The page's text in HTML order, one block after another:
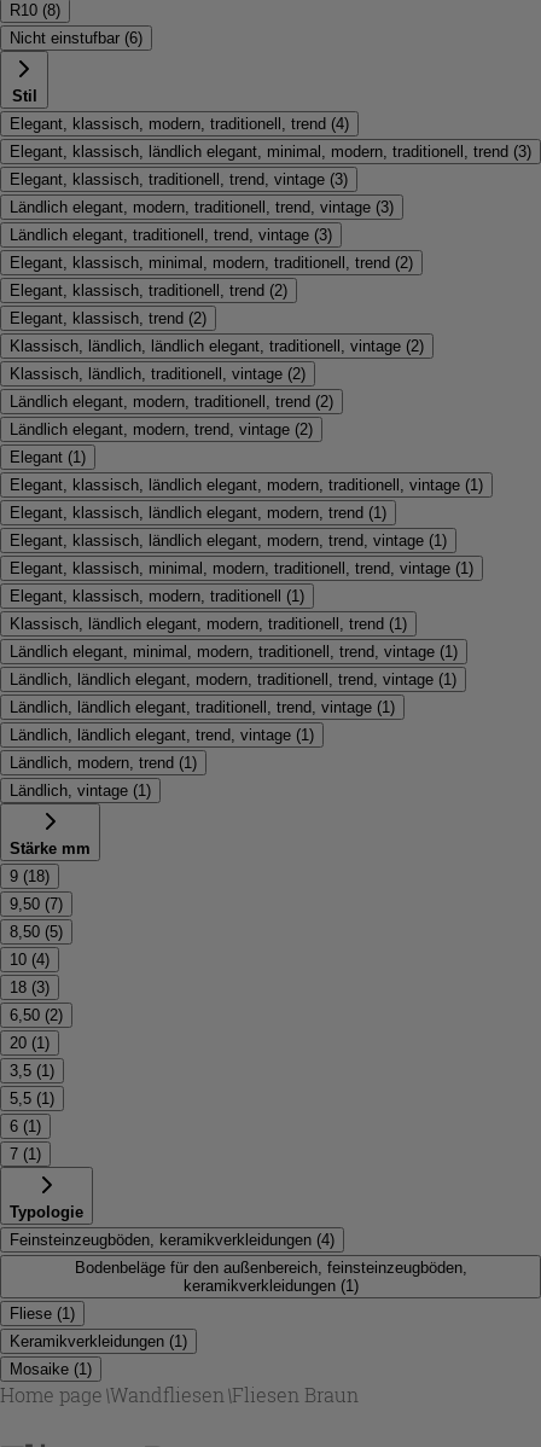
R10 (8)
Nicht einstufbar (6)
Stil
Elegant, klassisch, modern, traditionell, trend (4)
Elegant, klassisch, ländlich elegant, minimal, modern, traditionell, trend (3)
Elegant, klassisch, traditionell, trend, vintage (3)
Ländlich elegant, modern, traditionell, trend, vintage (3)
Ländlich elegant, traditionell, trend, vintage (3)
Elegant, klassisch, minimal, modern, traditionell, trend (2)
Elegant, klassisch, traditionell, trend (2)
Elegant, klassisch, trend (2)
Klassisch, ländlich, ländlich elegant, traditionell, vintage (2)
Klassisch, ländlich, traditionell, vintage (2)
Ländlich elegant, modern, traditionell, trend (2)
Ländlich elegant, modern, trend, vintage (2)
Elegant (1)
Elegant, klassisch, ländlich elegant, modern, traditionell, vintage (1)
Elegant, klassisch, ländlich elegant, modern, trend (1)
Elegant, klassisch, ländlich elegant, modern, trend, vintage (1)
Elegant, klassisch, minimal, modern, traditionell, trend, vintage (1)
Elegant, klassisch, modern, traditionell
(1)
Klassisch, ländlich elegant, modern, traditionell, trend (1)
Ländlich elegant, minimal, modern, traditionell, trend, vintage (1)
Ländlich, ländlich elegant, modern, traditionell, trend, vintage (1)
Ländlich, ländlich elegant, traditionell, trend, vintage (1)
Ländlich, ländlich elegant, trend, vintage (1)
Ländlich, modern, trend (1)
Ländlich, vintage (1)
Stärke mm
9 (18)
9,50 (7)
8,50 (5)
10 (4)
18 (3)
6,50 (2)
20 (1)
3,5 (1)
5,5 (1)
6 (1)
7 (1)
Typologie
Feinsteinzeugböden, keramikverkleidungen (4)
Bodenbeläge für den außenbereich, feinsteinzeugböden,
keramikverkleidungen(1)
Fliese (1)
Keramikverkleidungen (1)
Mosaike (1)
Home page\Wandfliesen \Fliesen Braun